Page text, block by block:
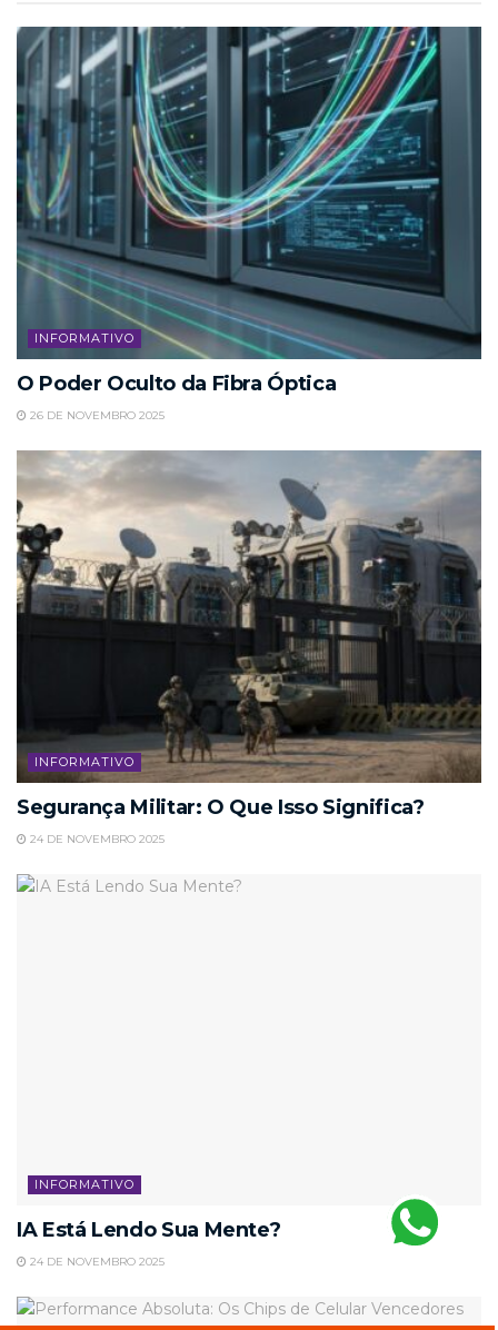
INFORMATIVO
O Poder Oculto da Fibra Óptica
26 DE NOVEMBRO 2025
INFORMATIVO
Segurança Militar: O Que Isso Significa?
24 DE NOVEMBRO 2025
INFORMATIVO
IA Está Lendo Sua Mente?
24 DE NOVEMBRO 2025